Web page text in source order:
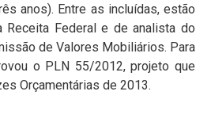
anos). Entre as incluídas, estão
Federal e de analista do
de Valores Mobiliários. Para
o PLN 55/2012, projeto que
Orçamentárias de 2013.